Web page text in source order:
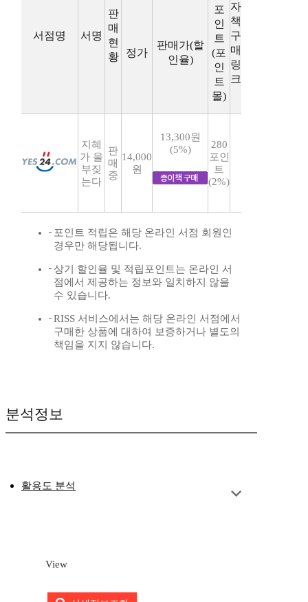
서점명 서명
판
매
현
황
자
책
구
매
링
크
정가
판매가(할
인율)
포
인
트
(포
인
트
몰)
지혜
가 울
부짖
는다
판
매
중
14,000
원
13,300원
(5%)
280
포인
트
(2%)
포인트 적립은 해당 온라인 서점 회원인
경우만 해당됩니다.
상기 할인율 및 적립포인트는 온라인 서
점에서 제공하는 정보와 일치하지 않을
수 있습니다.
RISS 서비스에서는 해당 온라인 서점에서
구매한 상품에 대하여 보증하거나 별도의
책임을 지지 않습니다.
분석정보
활용도 분석
View